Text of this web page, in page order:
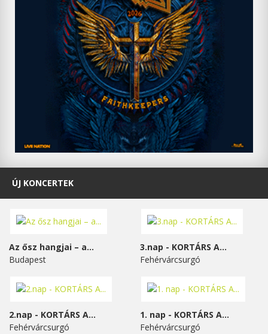
ÚJ KONCERTEK
Az ősz hangjai – a...
Budapest
3.nap - KORTÁRS A...
Fehérvárcsurgó
2.nap - KORTÁRS A...
Fehérvárcsurgó
1. nap - KORTÁRS A...
Fehérvárcsurgó